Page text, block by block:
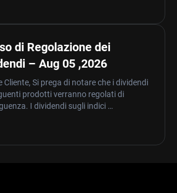
di Regolazione dei
– Aug 05 ,2026
Cliente, Si prega di notare che i dividendi
prodotti verranno regolati di
I dividendi sugli indici …